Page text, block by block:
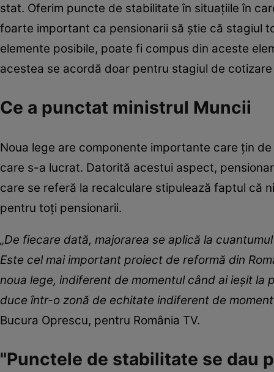
stat. Oferim puncte de stabilitate în situațiile în
foarte important ca pensionarii să știe că stagiul
elemente posibile, poate fi compus din aceste
acestea se acordă doar pentru stagiul de
Ce a punctat ministrul Muncii
Noua lege are componente importante care țin
care s-a lucrat. Datorită acestui aspect,
care se referă la recalculare stipulează faptul că
pentru toți pensionarii.
„De fiecare dată, majorarea se aplică la
Este cel mai important proiect de reformă din
noua lege, indiferent de momentul când ai ieșit
duce într-o zonă de echitate indiferent de
Bucura Oprescu, pentru România TV.
"Punctele de stabilitate se dau